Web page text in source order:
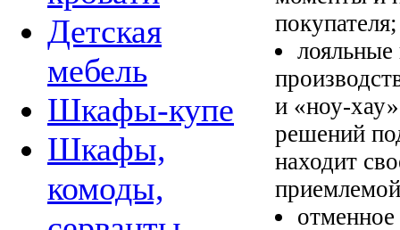
Детская
мебель
Шкафы-купе
Шкафы,
комоды,
покупателя;
и «ноу-
решений
находит
отменное